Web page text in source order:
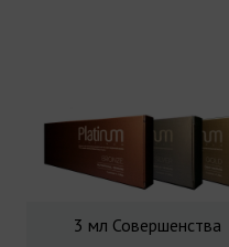
3 мл Совершенства